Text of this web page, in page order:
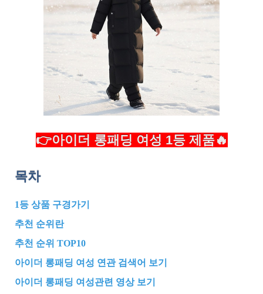
👉아이더 롱패딩 여성 1등 제품🔥
목차
1등 상품 구경가기
추천 순위란
추천 순위 TOP10
아이더 롱패딩 여성 연관 검색어 보기
아이더 롱패딩 여성관련 영상 보기